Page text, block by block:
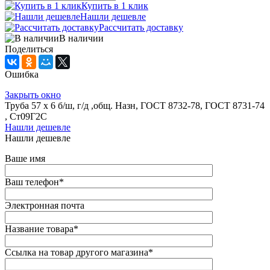
Купить в 1 клик
Нашли дешевле
Рассчитать доставку
В наличии
Поделиться
Ошибка
Закрыть окно
Труба 57 х 6 б/ш, г/д ,общ. Назн, ГОСТ 8732-78, ГОСТ 8731-74
, Ст09Г2С
Нашли дешевле
Нашли дешевле
Ваше имя
Ваш телефон*
Электронная почта
Название товара*
Ссылка на товар другого магазина*